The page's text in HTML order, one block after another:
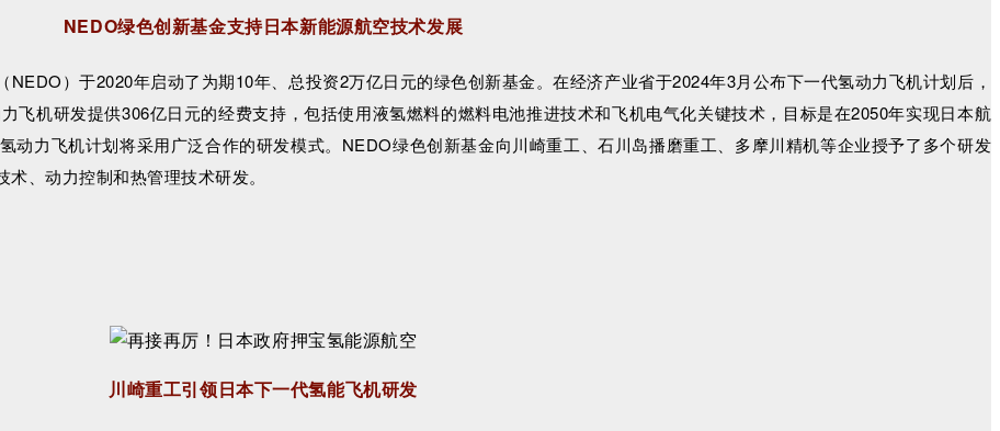
NEDO绿色创新基金支持日本新能源航空技术发展
）于2020年启动了为期10年、总投资2万亿日元的绿色创新基金。在经济产业省于2024年3月公布下一代氢动力飞机计划后，
飞机研发提供306亿日元的经费支持，包括使用液氢燃料的燃料电池推进技术和飞机电气化关键技术，目标是在2050年实现日本航
动力飞机计划将采用广泛合作的研发模式。NEDO绿色创新基金向川崎重工、石川岛播磨重工、多摩川精机等企业授予了多个研发
、动力控制和热管理技术研发。
川崎重工引领日本下一代氢能飞机研发